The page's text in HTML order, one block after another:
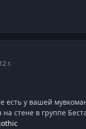
12 г.
есть у вашей
стене в группе